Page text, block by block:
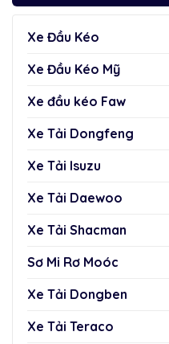
Xe Đầu Kéo
Xe Đầu Kéo Mỹ
Xe đầu kéo Faw
Xe Tải Dongfeng
Xe Tải Isuzu
Xe Tải Daewoo
Xe Tải Shacman
Sơ Mi Rơ Moóc
Xe Tải Dongben
Xe Tải Teraco